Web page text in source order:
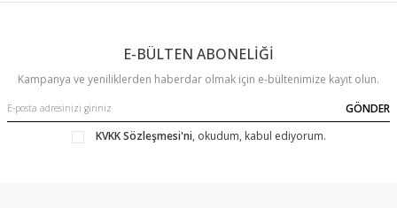
E-BÜLTEN ABONELİĞİ
Kampanya ve yeniliklerden haberdar olmak için e-bültenimize kayıt olun.
GÖNDER
KVKK Sözleşmesi'ni, okudum, kabul ediyorum.